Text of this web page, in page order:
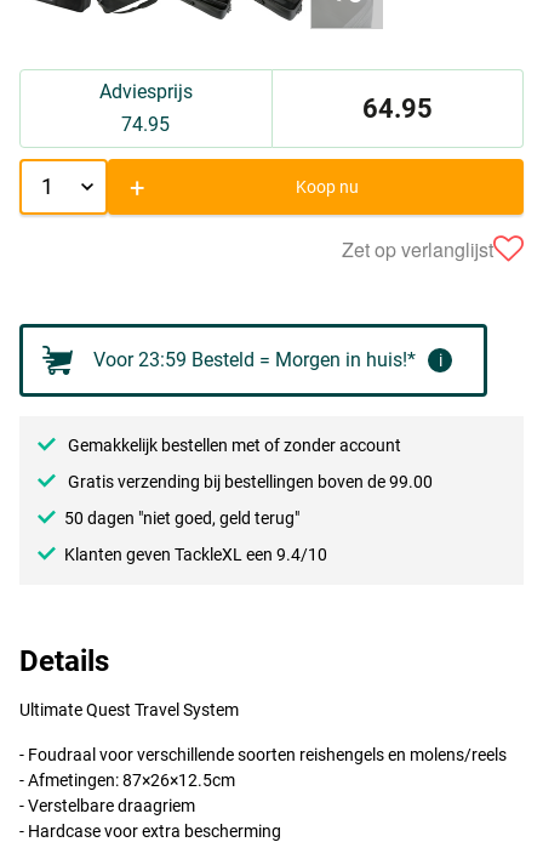
Adviesprijs
74.95
64.95
+ Koop nu
Zet op verlanglijst
Voor 23:59 Besteld = Morgen in huis!* i
Gemakkelijk bestellen met of zonder account
Gratis verzending bij bestellingen boven de 99.00
50 dagen "niet goed, geld terug"
Klanten geven TackleXL een 9.4/10
Details
Ultimate Quest Travel System
- Foudraal voor verschillende soorten reishengels en molens/reels
- Afmetingen: 87×26×12.5cm
- Verstelbare draagriem
- Hardcase voor extra bescherming